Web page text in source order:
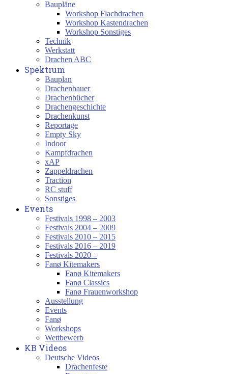
Baupläne
Workshop Flachdrachen
Workshop Kastendrachen
Workshop Sonstiges
Technik
Werkstatt
Drachen ABC
Spektrum
Bauplan
Drachenbauer
Drachenbücher
Drachengeschichte
Drachenkunst
Reportage
Empty Sky
Indoor
Kampfdrachen
xAP
Zappeldrachen
Traction
RC stuff
Sonstiges
Events
Festivals 1998 – 2003
Festivals 2004 – 2009
Festivals 2010 – 2015
Festivals 2016 – 2019
Festivals 2020 –
Fanø Kitemakers
Fanø Kitemakers
Fanø Classics
Fanø Frauenworkshop
Ausstellung
Events
Fanø
Workshops
Wettbewerb
KB Videos
Deutsche Videos
Drachenfeste